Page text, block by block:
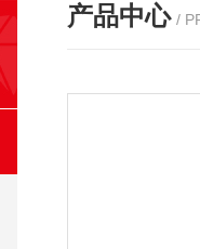
产品中心 /